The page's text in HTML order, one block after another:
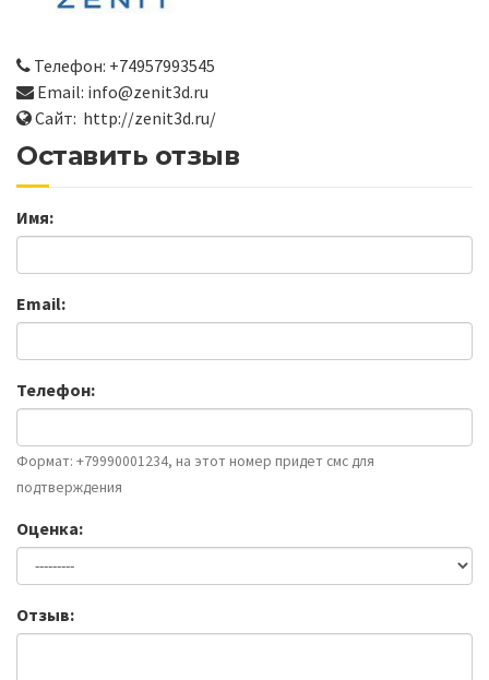
Телефон: +74957993545
Email: info@zenit3d.ru
Сайт: http://zenit3d.ru/
Оставить отзыв
Имя:
Email:
Телефон:
Формат: +79990001234, на этот номер придет смс для
подтверждения
Оценка:
Отзыв: